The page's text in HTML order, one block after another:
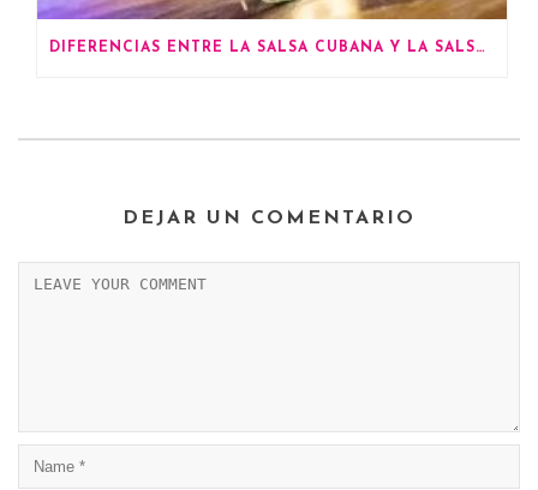
DIFERENCIAS ENTRE LA SALSA CUBANA Y LA SALSA EN LÍNEA
DEJAR UN COMENTARIO